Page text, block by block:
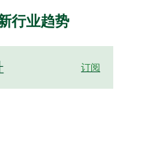
行业趋势
订阅